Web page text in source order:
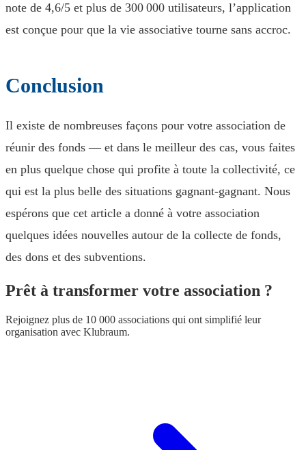
note de 4,6/5 et plus de 300 000 utilisateurs, l’application
est conçue pour que la vie associative tourne sans accroc.
Conclusion
Il existe de nombreuses façons pour votre association de
réunir des fonds — et dans le meilleur des cas, vous faites
en plus quelque chose qui profite à toute la collectivité, ce
qui est la plus belle des situations gagnant-gagnant. Nous
espérons que cet article a donné à votre association
quelques idées nouvelles autour de la collecte de fonds,
des dons et des subventions.
Prêt à transformer votre association ?
Rejoignez plus de 10 000 associations qui ont simplifié leur
organisation avec Klubraum.